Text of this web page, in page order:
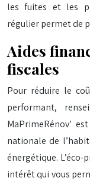
les fuites et les
régulier permet de
Aides
fiscales
Pour réduire le
performant,
MaPrimeRénov’
nationale de
énergétique.
intérêt qui vous